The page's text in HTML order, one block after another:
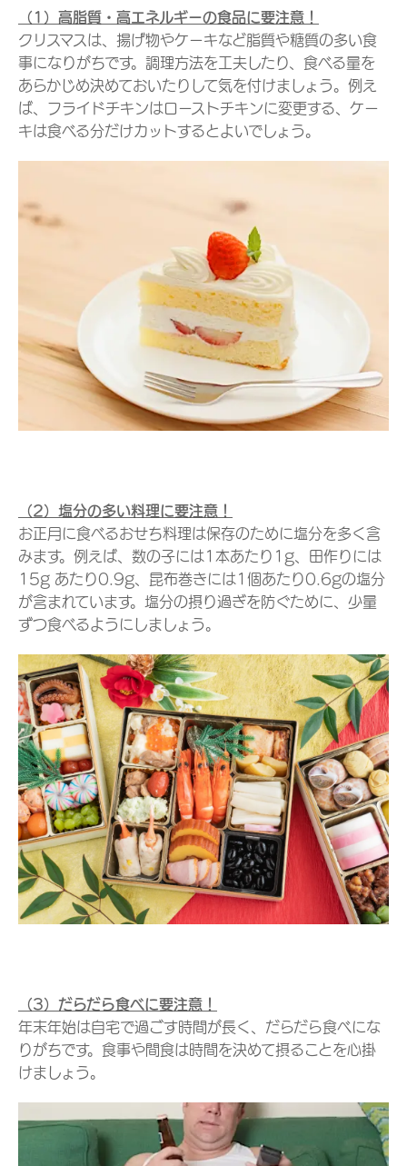
（1）高脂質・高エネルギーの食品に要注意！
クリスマスは、揚げ物やケーキなど脂質や糖質の多い食
事になりがちです。調理方法を工夫したり、食べる量を
あらかじめ決めておいたりして気を付けましょう。例え
ば、フライドチキンはローストチキンに変更する、ケー
キは食べる分だけカットするとよいでしょう。
（2）塩分の多い料理に要注意！
お正月に食べるおせち料理は保存のために塩分を多く含
みます。例えば、数の子には1本あたり1g、田作りには
15g あたり0.9g、昆布巻きには1個あたり0.6gの塩分
が含まれています。塩分の摂り過ぎを防ぐために、少量
ずつ食べるようにしましょう。
（3）だらだら食べに要注意！
年末年始は自宅で過ごす時間が長く、だらだら食べにな
りがちです。食事や間食は時間を決めて摂ることを心掛
けましょう。